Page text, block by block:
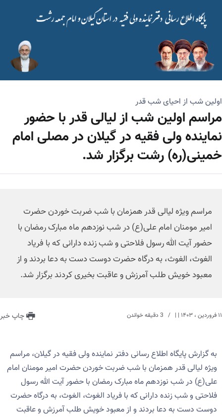
اولین شب از احیای شب قدر
مراسم اولین شب از لیالی قدر با حضور
نماینده ولی فقیه در گیلان در مصلی امام
خمینی(ره)‌ رشت برگزار شد.
مراسم ویژه لیالی قدر همزمان با شب ضربت خوردن حضرت
امیر مومنان امام علی(ع) در شب نوزدهم ماه مبارک رمضان با
حضور آیت الله رسول فلاحتی و شب زنده دارانی که با فریاد
الغوث، الغوث، به درگاه حضرت دوست دست به دعا بردند و از
معبود خویش طلب آمرزش و عاقبت بخیری کردند برگزار شد.
۱۱ فروردین ، ۱۴۰۳ | | چاپ خبر
به گزارش پایگاه اطلاع رسانی دفتر نماینده ولی فقیه در گیلان، مراسم
ویژه لیالی قدر همزمان با شب ضربت خوردن حضرت امیر مومنان امام
علی(ع) در شب نوزدهم ماه مبارک رمضان با حضور آیت الله رسول
فلاحتی و شب زنده دارانی که با فریاد الغوث، الغوث، به درگاه حضرت
دوست دست به دعا بردند و از معبود خویش طلب آمرزش و عاقبت